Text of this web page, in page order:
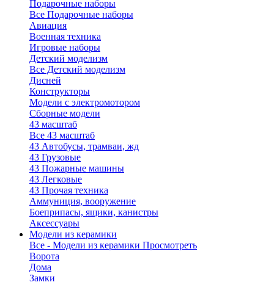
Подарочные наборы
Все Подарочные наборы
Авиация
Военная техника
Игровые наборы
Детский моделизм
Все Детский моделизм
Дисней
Конструкторы
Модели с электромотором
Сборные модели
43 масштаб
Все 43 масштаб
43 Автобусы, трамваи, жд
43 Грузовые
43 Пожарные машины
43 Легковые
43 Прочая техника
Аммуниция, вооружение
Боеприпасы, ящики, канистры
Аксессуары
Модели из керамики
Все - Модели из керамики Просмотреть
Ворота
Дома
Замки